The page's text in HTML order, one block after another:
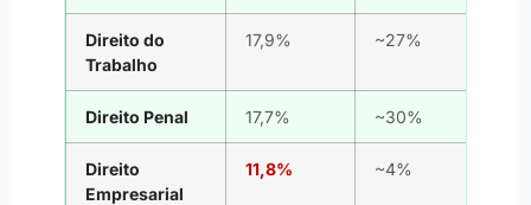
Direito do
Trabalho
17,9% ~27%
Direito Penal 17,7% ~30%
Direito
Empresarial
11,8% ~4%